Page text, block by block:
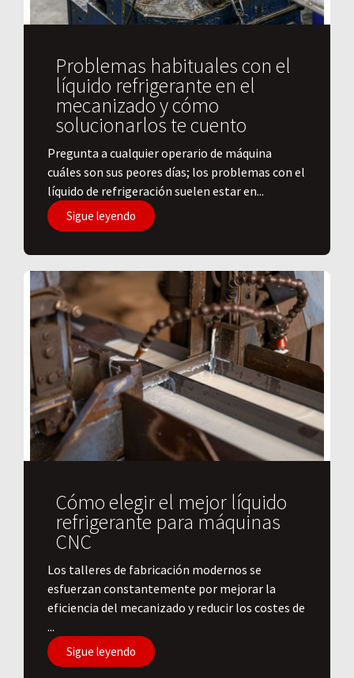
Problemas habituales con el
líquido refrigerante en el
mecanizado y cómo
solucionarlos te cuento
Pregunta a cualquier operario de máquina
cuáles son sus peores días; los problemas con el
líquido de refrigeración suelen estar en...
Sigue leyendo
Cómo elegir el mejor líquido
refrigerante para máquinas
CNC
Los talleres de fabricación modernos se
esfuerzan constantemente por mejorar la
eficiencia del mecanizado y reducir los costes de
...
Sigue leyendo